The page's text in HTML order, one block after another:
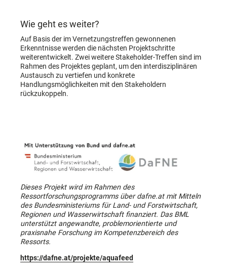
Wie geht es weiter?
Auf Basis der im Vernetzungstreffen gewonnenen
Erkenntnisse werden die nächsten Projektschritte
weiterentwickelt. Zwei weitere Stakeholder-Treffen sind im
Rahmen des Projektes geplant, um den interdisziplinären
Austausch zu vertiefen und konkrete
Handlungsmöglichkeiten mit den Stakeholdern
rückzukoppeln.
Dieses Projekt wird im Rahmen des
Ressortforschungsprogramms über dafne.at mit Mitteln
des Bundesministeriums für Land- und Forstwirtschaft,
Regionen und Wasserwirtschaft finanziert. Das BML
unterstützt angewandte, problemorientierte und
praxisnahe Forschung im Kompetenzbereich des
Ressorts.
https://dafne.at/projekte/aquafeed